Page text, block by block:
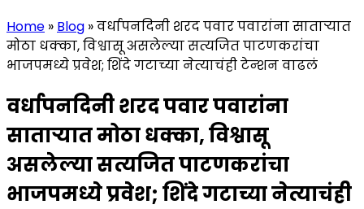
Home » Blog »वर्धापनदिनी शरद पवार पवारांना साताऱ्यात
मोठा धक्का, विश्वासू असलेल्या सत्यजित पाटणकरांचा
भाजपमध्ये प्रवेश; शिंदे गटाच्या नेत्याचंही टेन्शन वाढलं
वर्धापनदिनी शरद पवार पवारांना
साताऱ्यात मोठा धक्का, विश्वासू
असलेल्या सत्यजित पाटणकरांचा
भाजपमध्ये प्रवेश; शिंदे गटाच्या नेत्याचंही